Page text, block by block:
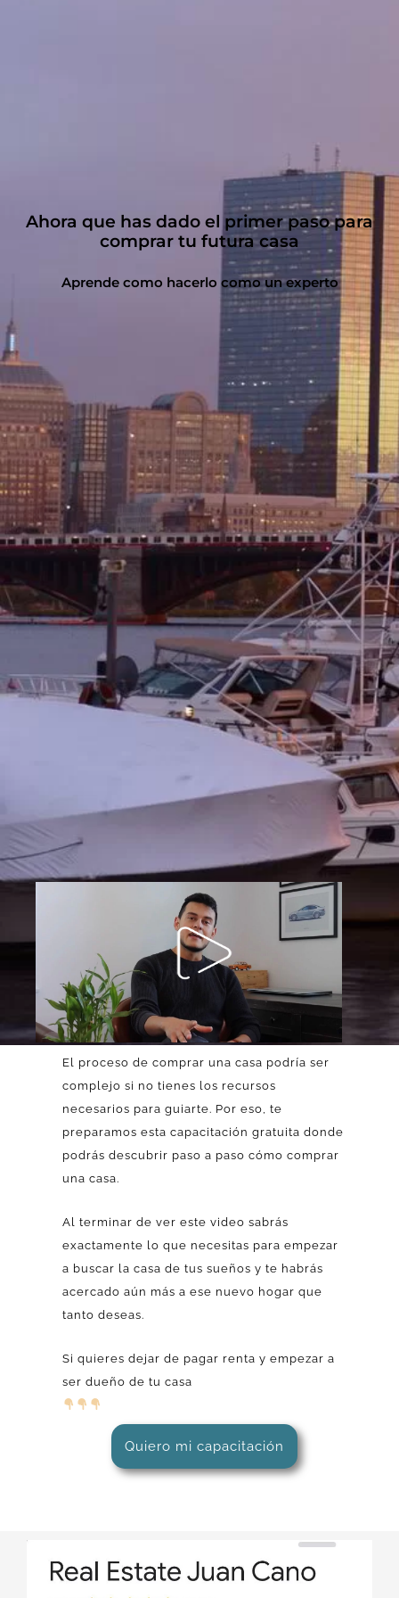
Ahora que has dado el primer paso para
comprar tu futura casa
Aprende como hacerlo como un experto
El proceso de comprar una casa podría ser
complejo si no tienes los recursos
necesarios para guiarte. Por eso, te
preparamos esta capacitación gratuita donde
podrás descubrir paso a paso cómo comprar
una casa.
Al terminar de ver este video sabrás
exactamente lo que necesitas para empezar
a buscar la casa de tus sueños y te habrás
acercado aún más a ese nuevo hogar que
tanto deseas.
Si quieres dejar de pagar renta y empezar a
ser dueño de tu casa
Quiero mi capacitación